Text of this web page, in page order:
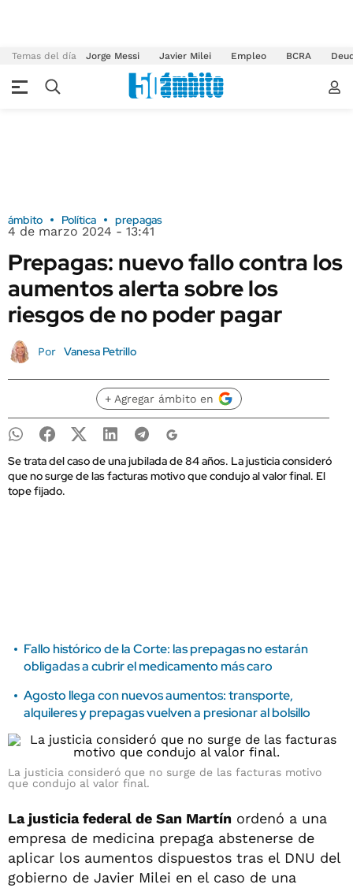
Temas del día Jorge Messi Javier Milei Empleo BCRA
ámbito Política prepagas
4 de marzo 2024 - 13:41
Prepagas: nuevo fallo contra los
aumentos alerta sobre los
riesgos de no poder pagar
Por Vanesa Petrillo
+ Agregar ámbito en
Se trata del caso de una jubilada de 84 años. La justicia consideró
que no surge de las facturas motivo que condujo al valor final. El
tope fijado.
Fallo histórico de la Corte: las prepagas no estarán
obligadas a cubrir el medicamento más caro
Agosto llega con nuevos aumentos: transporte,
alquileres y prepagas vuelven a presionar al bolsillo
La justicia consideró que no surge de las facturas motivo
que condujo al valor final.
La justicia federal de San Martín ordenó a una
empresa de medicina prepaga abstenerse de
aplicar los aumentos dispuestos tras el DNU del
gobierno de Javier Milei en el caso de una